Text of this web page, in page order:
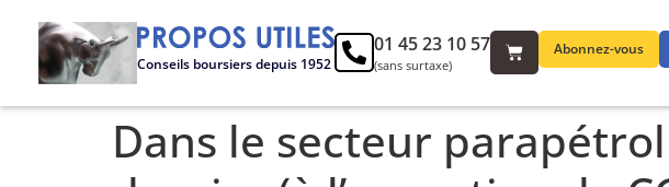
Conseils boursiers depuis 1952
Abonnez-vous
01 45 23 10 57
(sans surtaxe)
Dans le secteur